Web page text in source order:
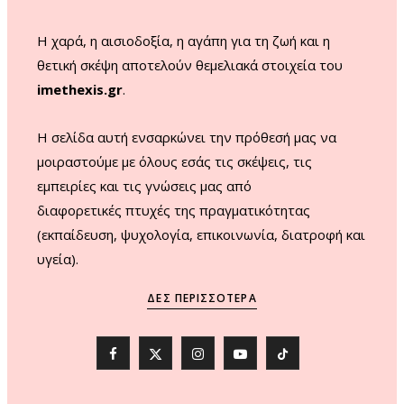
Η χαρά, η αισιοδοξία, η αγάπη για τη ζωή και η
θετική σκέψη αποτελούν θεμελιακά στοιχεία του
imethexis.gr.
H σελίδα αυτή ενσαρκώνει την πρόθεσή μας να
μοιραστούμε με όλους εσάς τις σκέψεις, τις
εμπειρίες και τις γνώσεις μας από
διαφορετικές πτυχές της πραγματικότητας
(εκπαίδευση, ψυχολογία, επικοινωνία, διατροφή και
υγεία).
ΔΕΣ ΠΕΡΙΣΣΌΤΕΡΑ
F
X
I
Y
T